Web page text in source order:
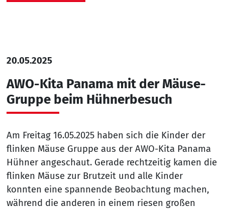
20.05.2025
AWO-Kita Panama mit der Mäuse-
Gruppe beim Hühnerbesuch
Am Freitag 16.05.2025 haben sich die Kinder der
flinken Mäuse Gruppe aus der AWO-Kita Panama
Hühner angeschaut. Gerade rechtzeitig kamen die
flinken Mäuse zur Brutzeit und alle Kinder
konnten eine spannende Beobachtung machen,
während die anderen in einem riesen großen